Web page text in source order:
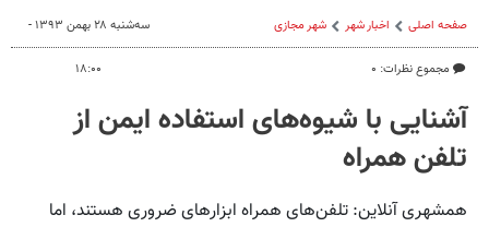
صفحه اصلی اخبار شهر شهر مجازی
مجموع نظرات: ۰
سه‌شنبه ۲۸ بهمن ۱۳۹۳ -
۱۸:۰۰
آشنایی با شیوه‌های استفاده ایمن‌ از
تلفن‌ همراه
همشهری آنلاین: تلفن‌های همراه ابزارهای ضروری هستند، اما